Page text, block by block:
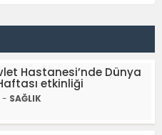
Hastanesi’nde Dünya
etkinliği
- SAĞLIK